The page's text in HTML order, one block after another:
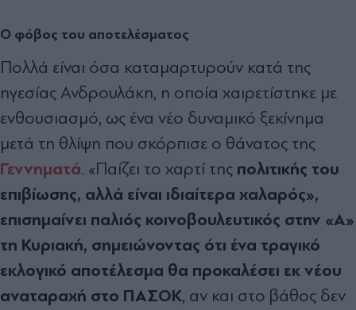
Ο φόβος του αποτελέσματος
Πολλά είναι όσα καταμαρτυρούν κατά της
ηγεσίας Ανδρουλάκη, η οποία χαιρετίστηκε με
ενθουσιασμό, ως ένα νέο δυναμικό ξεκίνημα
μετά τη θλίψη που σκόρπισε ο θάνατος της
Γεννηματά. «Παίζει το χαρτί της πολιτικής του
επιβίωσης, αλλά είναι ιδιαίτερα χαλαρός»,
επισημαίνει παλιός κοινοβουλευτικός στην «Α»
τη Κυριακή, σημειώνοντας ότι ένα τραγικό
εκλογικό αποτέλεσμα θα προκαλέσει εκ νέου
αναταραχή στο ΠΑΣΟΚ, αν και στο βάθος δεν